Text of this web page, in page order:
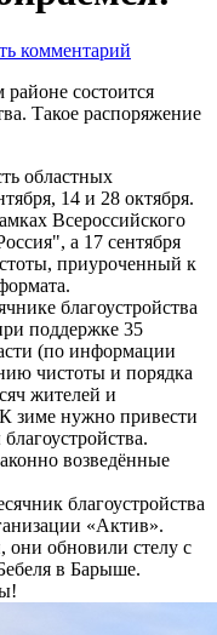
комментарий
состоится
Такое распоряжение
областных
14 и 28 октября.
Всероссийского
а 17 сентября
приуроченный к
благоустройства
поддержке 35
(по информации
чистоты и порядка
жителей и
зиме нужно привести
возведённые
благоустройства
«Актив».
обновили стелу с
в Барыше.